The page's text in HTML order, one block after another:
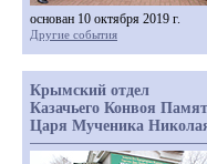
основан 10 октября 2019 г.
Другие события
Крымский отдел
Казачьего Конвоя
Царя Мученика